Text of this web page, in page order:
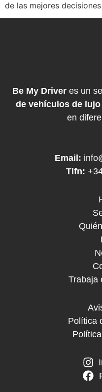
de las mejores
Be My Driver es un
de vehículos de lujo
en
Email:
Tlfn:
Trabaja
Política